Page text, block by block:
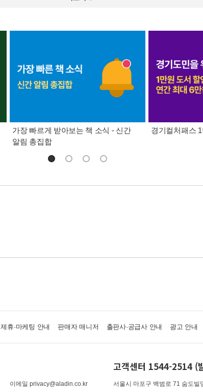
가장 빠르게 받아보는 책 소식 - 신간
알림 총집합
경기컬처패스
제휴·마케팅 안내 판매자 매니저 출판사·공급사 안내 광고 안내
이메일 privacy@aladin.co.kr
고객센터 1544-2514 (
서울시 마포구 백범로 71 숨도빌